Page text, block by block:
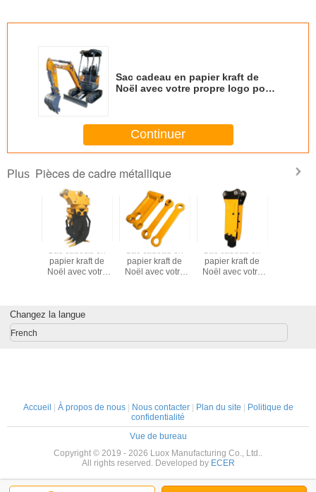
Sac cadeau en papier kraft de
Noël avec votre propre logo pour
Continuer
Plus Pièces de cadre métallique
Sac cadeau en
papier kraft de
Noël avec votre
Sac cadeau en
papier kraft de
Noël avec votre
Sac cadeau en
papier kraft de
Noël avec votre
Changez la langue
French
Accueil | À propos de nous| Nous contacter| Plan du site | Politique de
confidentialité
Vue de bureau
Copyright © 2019 - 2026 Luox Manufacturing Co., Ltd..
All rights reserved. Developed by ECER